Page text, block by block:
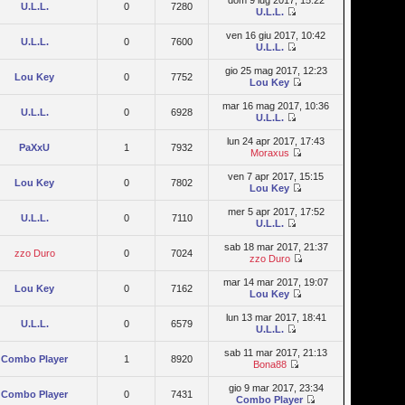
U.L.L. 0 7280
U.L.L.
U.L.L. 0 7600
ven 16 giu 2017, 10:42
U.L.L.
Lou Key 0 7752
gio 25 mag 2017, 12:23
Lou Key
U.L.L. 0 6928
mar 16 mag 2017, 10:36
U.L.L.
PaXxU 1 7932
lun 24 apr 2017, 17:43
Moraxus
Lou Key 0 7802
ven 7 apr 2017, 15:15
Lou Key
U.L.L. 0 7110
mer 5 apr 2017, 17:52
U.L.L.
zzo Duro 0 7024
sab 18 mar 2017, 21:37
zzo Duro
Lou Key 0 7162
mar 14 mar 2017, 19:07
Lou Key
U.L.L. 0 6579
lun 13 mar 2017, 18:41
U.L.L.
Combo Player 1 8920
sab 11 mar 2017, 21:13
Bona88
Combo Player 0 7431
gio 9 mar 2017, 23:34
Combo Player